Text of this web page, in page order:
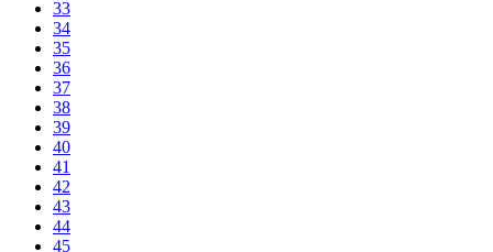
33
34
35
36
37
38
39
40
41
42
43
44
45